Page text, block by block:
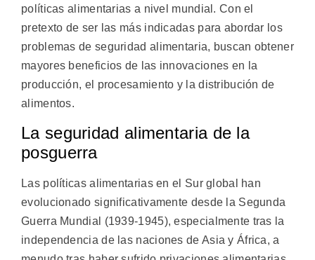
políticas alimentarias a nivel mundial. Con el
pretexto de ser las más indicadas para abordar los
problemas de seguridad alimentaria, buscan obtener
mayores beneficios de las innovaciones en la
producción, el procesamiento y la distribución de
alimentos.
La seguridad alimentaria de la
posguerra
Las políticas alimentarias en el Sur global han
evolucionado significativamente desde la Segunda
Guerra Mundial (1939-1945), especialmente tras la
independencia de las naciones de Asia y África, a